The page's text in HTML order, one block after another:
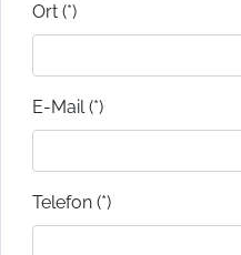
Ort (*)
E-Mail (*)
Telefon (*)